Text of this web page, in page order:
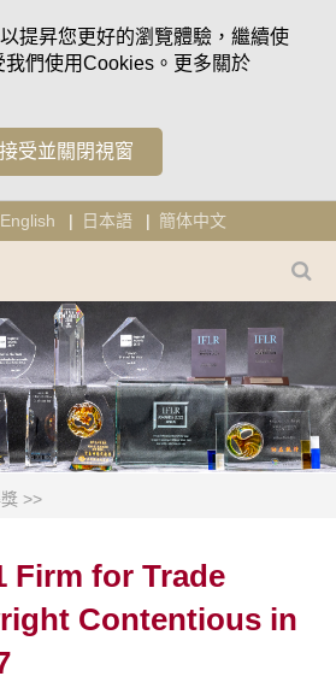
提昇您更好的瀏覽體驗，繼續使
我們使用Cookies。更多關於
接受並關閉視窗
English 日本語 簡体中文
>>
Firm for Trade
Contentious in